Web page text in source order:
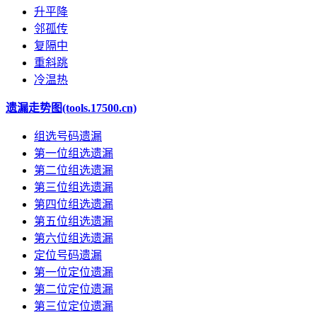
升平降
邻孤传
复隔中
重斜跳
冷温热
遗漏走势图(tools.17500.cn)
组选号码遗漏
第一位组选遗漏
第二位组选遗漏
第三位组选遗漏
第四位组选遗漏
第五位组选遗漏
第六位组选遗漏
定位号码遗漏
第一位定位遗漏
第二位定位遗漏
第三位定位遗漏